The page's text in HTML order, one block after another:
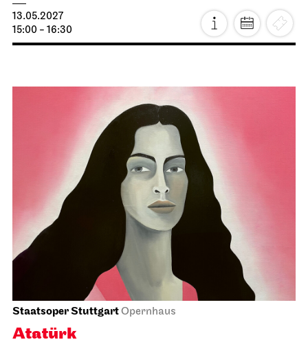
Staatsorchester Stuttgart Opernhaus, Foyer I. Rang
Orchester des Wandels
19.04.2027
Di, 20.04.2027